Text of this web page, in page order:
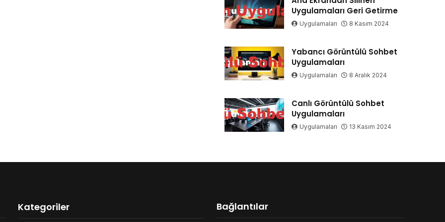
Uygulamaları Geri Getirme
Uygulamaları 8 Kasım 2024
Yabancı Görüntülü Sohbet
Uygulamaları
Uygulamaları 8 Aralık 2024
Canlı Görüntülü Sohbet
Uygulamaları
Uygulamaları 13 Kasım 2024
Kategoriler Bağlantılar